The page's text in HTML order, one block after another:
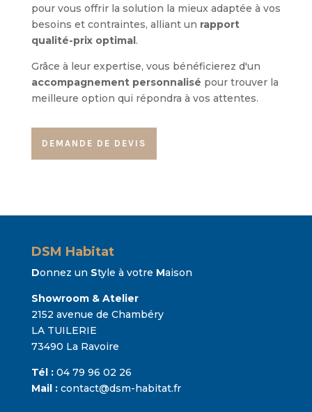
pour vous offrir la solution la mieux adaptée à vos
besoins et contraintes, alliant un rapport
qualité-prix optimal .
Grâce à leur expertise, vous bénéficierez d'un
accompagnement personnalisé pour trouver la
meilleure option qui répondra à vos attentes.
DEMANDE DE DEVIS
DSM Habitat
Donnez un Style à votre Maison
Showroom & Atelier
2152 avenue de Chambéry
LA TUILERIE
73490 La Ravoire
Tél : 04 79 96 02 26
Mail : contact@dsm-habitat.fr